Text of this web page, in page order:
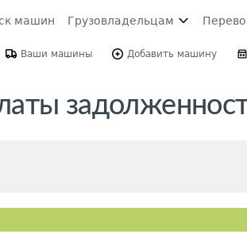
машин Грузовладельцам
Ваши машины Добавить машину